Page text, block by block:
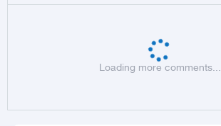
Loading more comments...